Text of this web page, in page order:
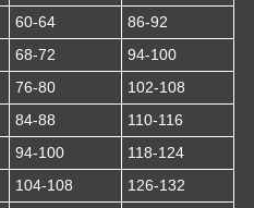
60-64
86-92
68-72
94-100
76-80
102-108
84-88
110-116
94-100
118-124
104-108
126-132